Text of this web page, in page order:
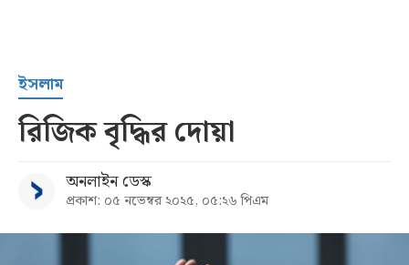
সর্বশেষ
সব
ইসলাম
রিজিক বৃদ্ধির দোয়া
অনলাইন ডেস্ক
প্রকাশ: ০৫ নভেম্বর ২০২৫, ০৫:২৬ পিএম